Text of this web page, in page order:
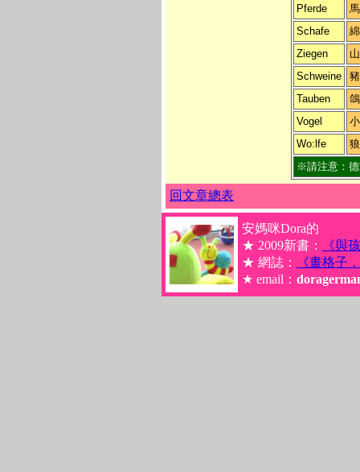
Pferde
馬
Schafe
Ziegen
Schweine
豬
Tauben
Vogel
Wo:lfe
狼
※請注意：德
回文章總表
安媽咪Dora的
★ 2009新書：
《與
★ 網誌：
《畫格子
★ email：